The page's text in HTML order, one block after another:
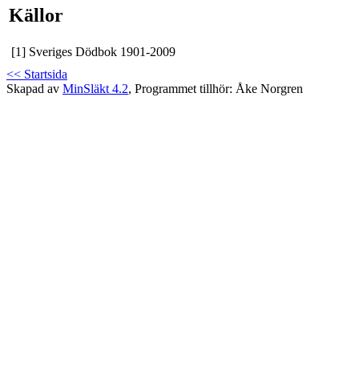
Källor
[1] Sveriges Dödbok 1901-2009
<< Startsida
Skapad av MinSläkt 4.2, Programmet tillhör: Åke Norgren